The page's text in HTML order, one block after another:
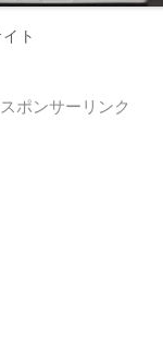
ト
スポンサーリンク